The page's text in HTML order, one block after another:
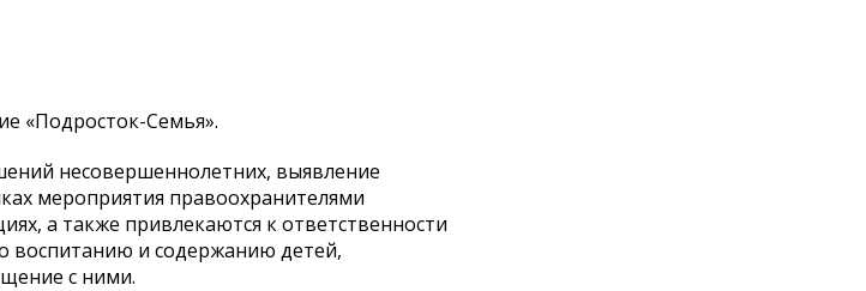
«Подросток-Семья».
несовершеннолетних, выявление
мероприятия правоохранителями
а также привлекаются к ответственности
воспитанию и содержанию детей,
с ними.